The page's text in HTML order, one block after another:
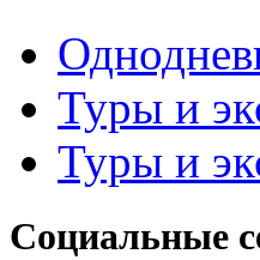
Туры и
Туры и
Социальные